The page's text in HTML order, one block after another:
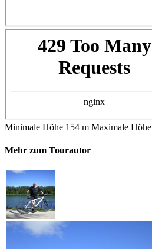
Minimale Höhe 154 m Maximale Höhe
Mehr zum Tourautor